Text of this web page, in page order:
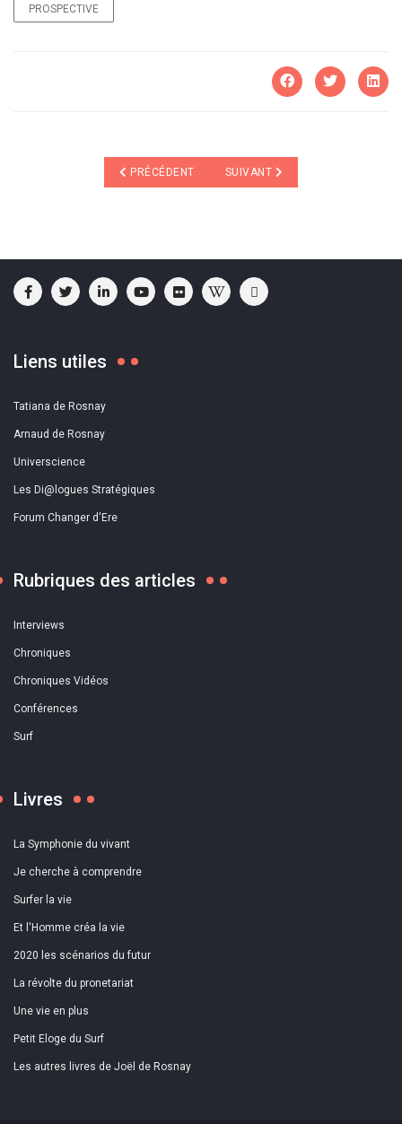
PROSPECTIVE
ARTICLE PRÉCÉDENT : NOTRE FUTUR PASSE PAR
PRÉCÉDENT ARTICLE SUIVANT : L'HOMME EN
SUIVANT
Liens utiles
Tatiana de Rosnay
Arnaud de Rosnay
Universcience
Les Di@logues Stratégiques
Forum Changer d'Ere
Rubriques des articles
Interviews
Chroniques
Chroniques Vidéos
Conférences
Surf
Livres
La Symphonie du vivant
Je cherche à comprendre
Surfer la vie
Et l'Homme créa la vie
2020 les scénarios du futur
La révolte du pronetariat
Une vie en plus
Petit Eloge du Surf
Les autres livres de Joël de Rosnay